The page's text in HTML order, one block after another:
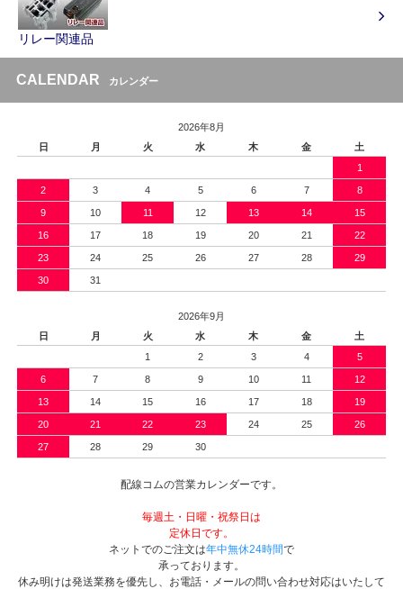
リレー関連品
CALENDAR カレンダー
2026年8月
日
月 火 水 木 金
土
1
2 3 4 5 6 7 8
9 10 11 12 13 14 15
16 17 18 19 20 21 22
23 24 25 26 27 28 29
30 31
2026年9月
日
月 火 水 木 金
土
1
2 3 4 5
6 7 8 9 10 11 12
13 14 15 16 17 18 19
20 21 22 23 24 25 26
27 28 29 30
配線コムの営業カレンダーです。
毎週土・日曜・祝祭日は
定休日です。
ネットでのご注文は年中無休24時間で
承っております。
休み明けは発送業務を優先し、お電話・メールの問い合わせ対応はいたして